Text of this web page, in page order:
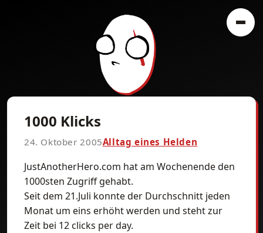
1000 Klicks
24. Oktober 2005Alltag eines Helden
JustAnotherHero.com hat am Wochenende den
1000sten Zugriff gehabt.
Seit dem 21.Juli konnte der Durchschnitt jeden
Monat um eins erhöht werden und steht zur
Zeit bei 12 clicks per day.